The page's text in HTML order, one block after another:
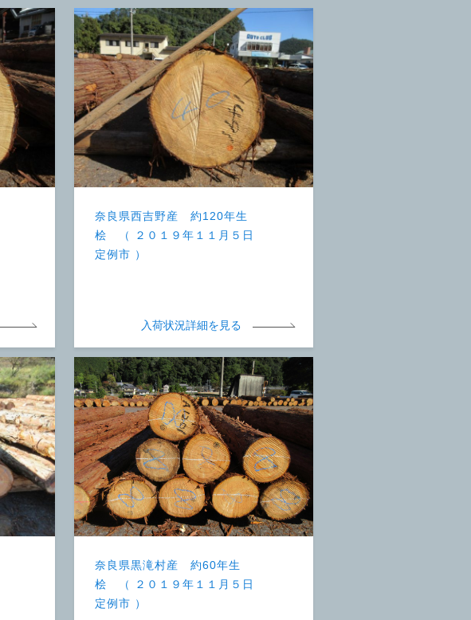
奈良県西吉野産 約120年生
桧 （ ２０１９年１１月５日
定例市 ）
入荷状況詳細を見る
奈良県黒滝村産 約60年生
桧 （ ２０１９年１１月５日
定例市 ）